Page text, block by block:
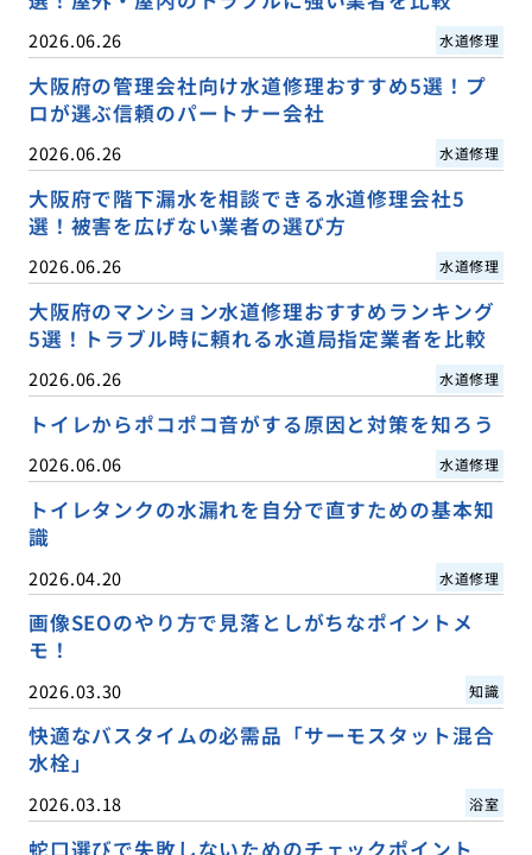
2026.06.26 水道修理
大阪府の管理会社向け水道修理おすすめ5選！プ
ロが選ぶ信頼のパートナー会社
2026.06.26 水道修理
大阪府で階下漏水を相談できる水道修理会社5
選！被害を広げない業者の選び方
2026.06.26 水道修理
大阪府のマンション水道修理おすすめランキング
5選！トラブル時に頼れる水道局指定業者を比較
2026.06.26 水道修理
トイレからポコポコ音がする原因と対策を知ろう
2026.06.06 水道修理
トイレタンクの水漏れを自分で直すための基本知
識
2026.04.20 水道修理
画像SEOのやり方で見落としがちなポイントメ
モ！
2026.03.30 知識
快適なバスタイムの必需品「サーモスタット混合
水栓」
2026.03.18 浴室
蛇口選びで失敗しないためのチェックポイント